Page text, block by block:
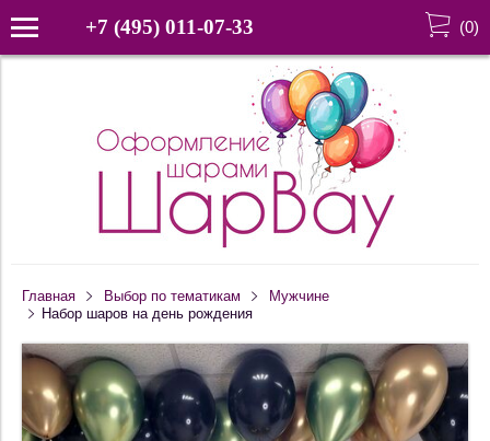
+7 (495) 011-07-33 (0)
Главная Выбор по тематикам
Мужчине
Набор шаров на день рождения